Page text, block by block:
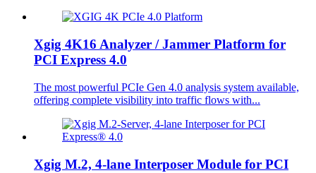
Xgig 4K16 Analyzer / Jammer Platform for
PCI Express 4.0
The most powerful PCIe Gen 4.0 analysis system available,
offering complete visibility into traffic flows with...
Xgig M.2, 4-lane Interposer Module for PCI